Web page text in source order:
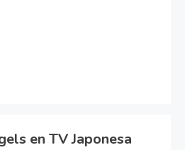
en TV Japonesa